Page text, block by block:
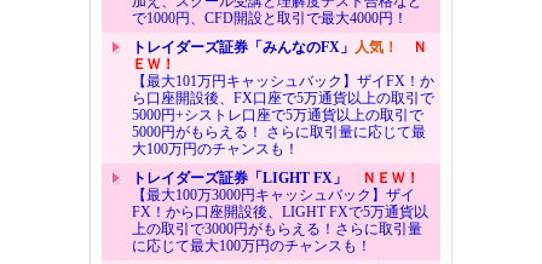
で1000円、CFD開設と取引で最大4000円！
トレイダーズ証券「みんなのFX」 人気！
Ｎ
ＥＷ！
【最大101万円キャッシュバック】ザイFX！か
ら口座開設後、FX口座で5万通貨以上の取引で
5000円+シストレ口座で5万通貨以上の取引で
5000円がもらえる！ さらに取引量に応じて最
大100万円のチャンスも！
トレイダーズ証券「LIGHT FX」
ＮＥＷ！
【最大100万3000円キャッシュバック】ザイ
FX！から口座開設後、LIGHT FXで5万通貨以
上の取引で3000円がもらえる！さらに取引量
に応じて最大100万円のチャンスも！